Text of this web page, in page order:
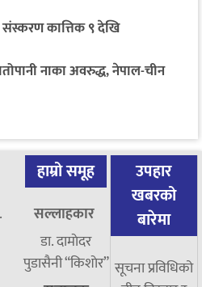
संस्करण कात्तिक ९ देखि
नाका अवरुद्ध, नेपाल-चीन
हाम्रो समूह
सल्लाहकार
डा. दामाेदर
पुडासैनी “किशाेर”
उपहार
खबरको
बारेमा
सूचना प्रविधिको